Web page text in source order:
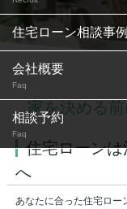
住宅ローン相談事例
会社概要
Faq
相談予約
Faq
家を決める
住宅ローンは決められる時代から、選ぶ時代
へ
あなたに合った住宅ロー